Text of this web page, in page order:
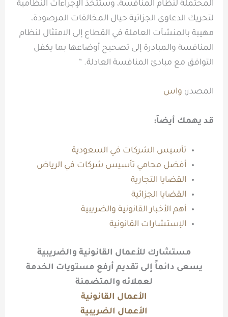
المحتملة لنظام المنافسة، وستتخذ الإجراءات النظامية
لتحريك الدعاوى الجزائية حيال المخالفات المرصودة،
مهيبة بالمنشآت العاملة في القطاع إلى الامتثال لنظام
المنافسة والمبادرة إلى تصحيح أوضاعها بما يكفل
التوافق مع مبادئ المنافسة العادلة. “
المصدر: واس
قد يهمك أيضاَ:
تأسيس الشركات في السعودية
أفضل محامي تأسيس شركات في الرياض
القضايا التجارية​
القضايا الجزائية
أهم الأخبار القانونية والضريبية
الإستشارات القانونية
مستشارك للأعمال القانونية والضريبية
يسعى دائماً إلى تقديم أرفع مستويات الخدمة
لعملائه والمتضمنة
الأعمال القانونية
الأعمال الضريبية